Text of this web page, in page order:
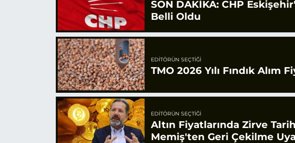
SON DAKİKA: CHP
Belli Oldu
EDITÖRÜN SEÇTIĞI
TMO 2026 Yılı Fındık Alım
EDITÖRÜN SEÇTIĞI
Altın Fiyatlarında Zirve
Memiş'ten Geri Çekilme